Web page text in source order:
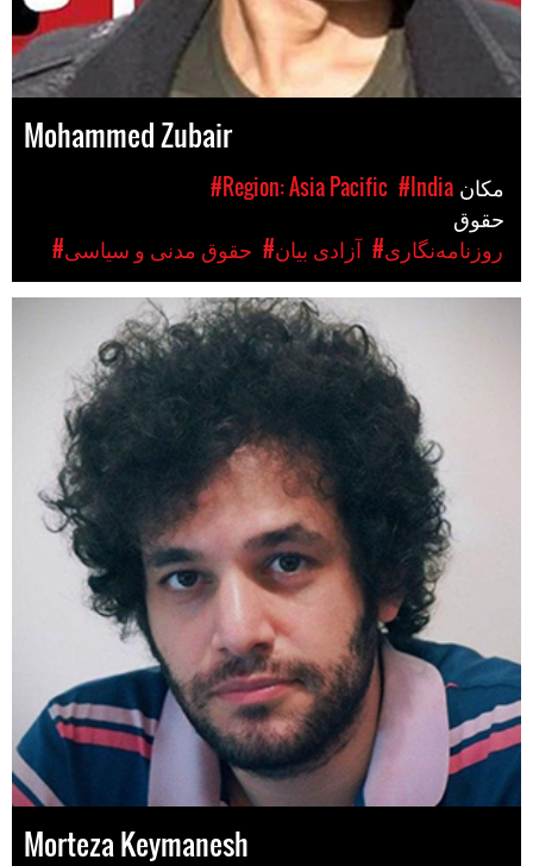
Mohammed Zubair
#Region: Asia Pacific #India
#حقوق مدنی و سیاسی
#آزادی بیان #روزنامه‌نگاری
Morteza Keymanesh